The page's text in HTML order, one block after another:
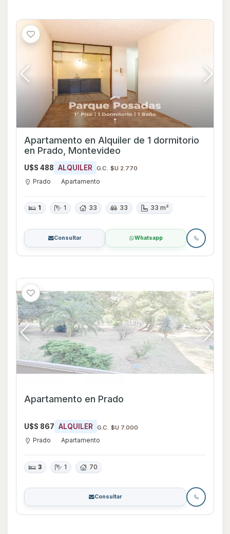
Apartamento en Alquiler de 1 dormitorio
en Prado, Montevideo
U$S 488 ALQUILER G.C. $U 2.770
Prado Apartamento
1 1 33 33 33 m²
Consultar Whatsapp
Apartamento en Prado
U$S 867 ALQUILER G.C. $U 7.000
Prado Apartamento
3 1 70
Consultar